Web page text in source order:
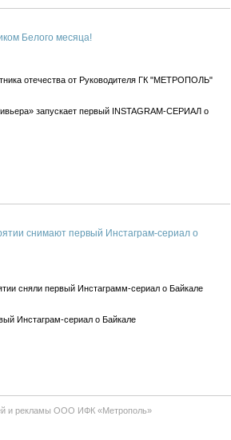
Белого месяца!
отечества от Руководителя ГК "МЕТРОПОЛЬ"
запускает первый INSTAGRAM-СЕРИАЛ о
снимают первый Инстаграм-сериал о
сняли первый Инстаграмм-сериал о Байкале
Инстаграм-сериал о Байкале
и рекламы ООО ИФК «Метрополь»